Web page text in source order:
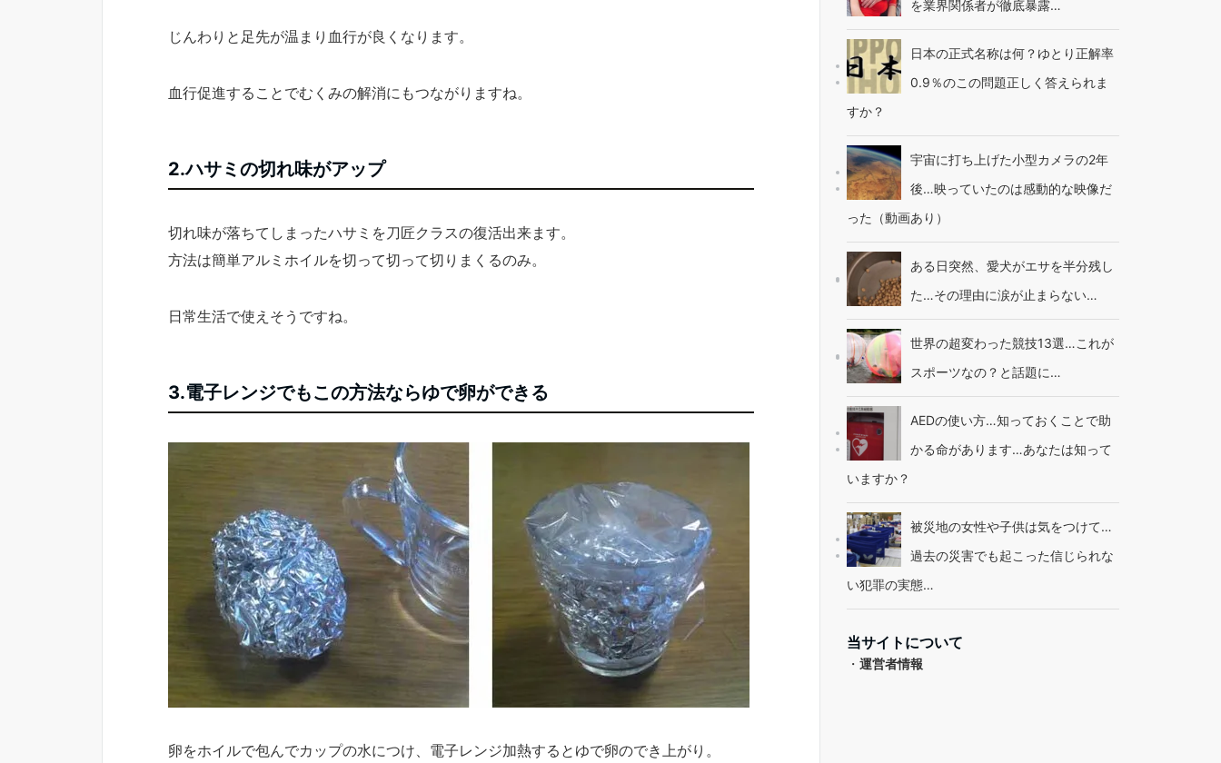
じんわりと足先が温まり血行が良くなります。
血行促進することでむくみの解消にもつながりますね。
2.ハサミの切れ味がアップ
切れ味が落ちてしまったハサミを刀匠クラスの復活出来ます。
方法は簡単アルミホイルを切って切って切りまくるのみ。
日常生活で使えそうですね。
3.電子レンジでもこの方法ならゆで卵ができる
卵をホイルで包んでカップの水につけ、電子レンジ加熱するとゆで卵のでき上がり。
を業界関係者が徹底暴露…
日本の正式名称は何？ゆとり正解率
0.9％のこの問題正しく答えられま
すか？
宇宙に打ち上げた小型カメラの2年
後…映っていたのは感動的な映像だ
った（動画あり）
ある日突然、愛犬がエサを半分残し
た…その理由に涙が止まらない…
世界の超変わった競技13選…これが
スポーツなの？と話題に…
AEDの使い方…知っておくことで助
かる命があります…あなたは知って
いますか？
被災地の女性や子供は気をつけて…
過去の災害でも起こった信じられな
い犯罪の実態…
当サイトについて
・ 運営者情報